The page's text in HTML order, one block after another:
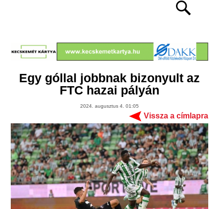
Egy góllal jobbnak bizonyult az
FTC hazai pályán
2024. augusztus 4. 01:05
Vissza a címlapra